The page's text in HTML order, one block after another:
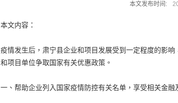
本文发布时间:
本文内容：
疫情发生后，肃宁县企业和项目发展受到一定程度的影
和项目单位争取国家有关优惠政策。
一、帮助企业列入国家疫情防控有关名单，享受相关金融